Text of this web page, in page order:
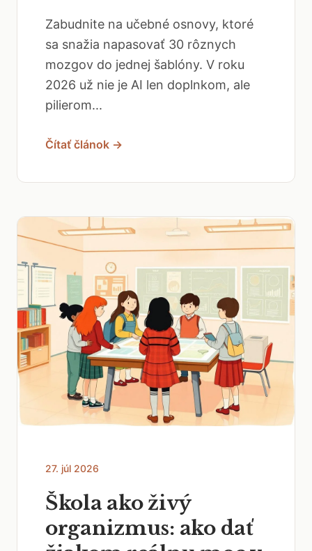
Zabudnite na učebné osnovy, ktoré
sa snažia napasovať 30 rôznych
mozgov do jednej šablóny. V roku
2026 už nie je AI len doplnkom, ale
pilierom...
Čítať článok →
27. júl 2026
Škola ako živý
organizmus: ako dať